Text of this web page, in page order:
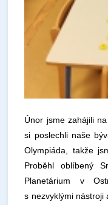
Únor jsme zahájili
si poslechli naše
Olympiáda, takže
Proběhl oblíbený
Planetárium v
s nezvyklými nástroji